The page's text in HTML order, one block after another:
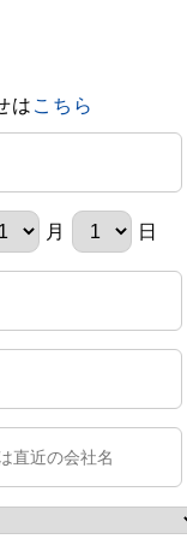
は こちら
月 日